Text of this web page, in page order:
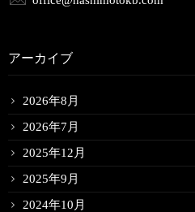
アーカイブ
2026年8月
2026年7月
2025年12月
2025年9月
2024年10月